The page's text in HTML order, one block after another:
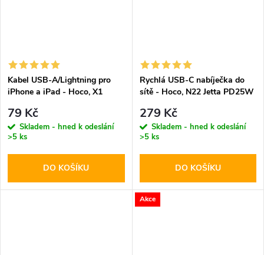
Kabel USB-A/Lightning pro
iPhone a iPad - Hoco, X1
79 Kč
Skladem - hned k odeslání
>5 ks
DO KOŠÍKU
Rychlá USB-C nabíječka do
sítě - Hoco, N22 Jetta PD25W
279 Kč
Skladem - hned k odeslání
>5 ks
DO KOŠÍKU
Akce